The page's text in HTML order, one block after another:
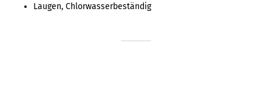
Laugen, Chlorwasserbeständig